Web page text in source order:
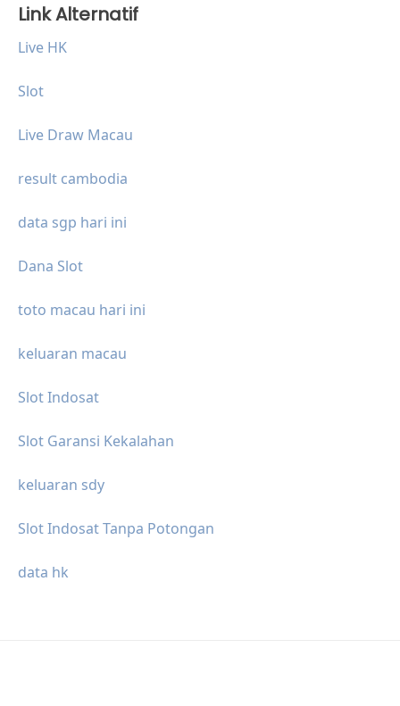
Link Alternatif
Live HK
Slot
Live Draw Macau
result cambodia
data sgp hari ini
Dana Slot
toto macau hari ini
keluaran macau
Slot Indosat
Slot Garansi Kekalahan
keluaran sdy
Slot Indosat Tanpa Potongan
data hk